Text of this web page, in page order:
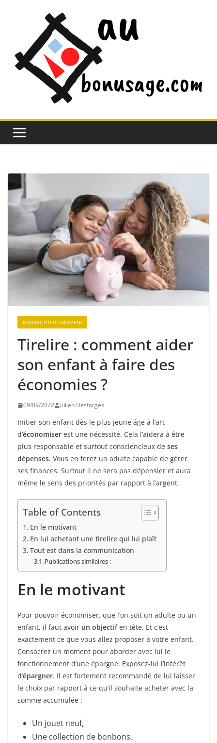
INSPIRATION DU MOMENT
Tirelire : comment aider
son enfant à faire des
économies ?
09/09/2022 Julien Desforges
Initier son enfant dès le plus jeune âge à l’art
d’économiser est une nécessité. Cela l’aidera à être
plus responsable et surtout consciencieux de ses
dépenses. Vous en ferez un adulte capable de gérer
ses finances. Surtout il ne sera pas dépensier et aura
même le sens des priorités par rapport à l’argent.
Table of Contents
En le motivant
En lui achetant une tirelire qui lui plaît
Tout est dans la communication
Publications similaires :
En le motivant
Pour pouvoir économiser, que l’on soit un adulte ou un
enfant, il faut avoir un objectifen tête. Et c’est
exactement ce que vous allez proposer à votre enfant.
Consacrez un moment pour aborder avec lui le
fonctionnement d’une épargne. Exposez-lui l’intérêt
d’épargner. Il est fortement recommandé de lui laisser
le choix par rapport à ce qu’il souhaite acheter avec la
somme accumulée :
Un jouet neuf,
Une collection de bonbons,